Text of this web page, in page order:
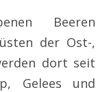
Beeren
der Ost-,
dort seit
Gelees und